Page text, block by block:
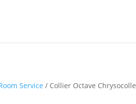
Service / Collier Octave Chrysocolle